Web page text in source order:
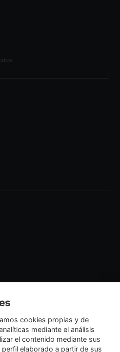
cookies propias y de
mediante el análisis
el contenido mediante sus
elaborado a partir de sus